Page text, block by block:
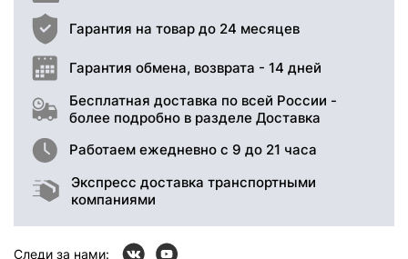
Гарантия на товар до 24 месяцев
Гарантия обмена, возврата - 14 дней
Бесплатная доставка по всей России -
более подробно в разделе Доставка
Работаем ежедневно с 9 до 21 часа
Экспресс доставка транспортными
компаниями
Следи за нами: